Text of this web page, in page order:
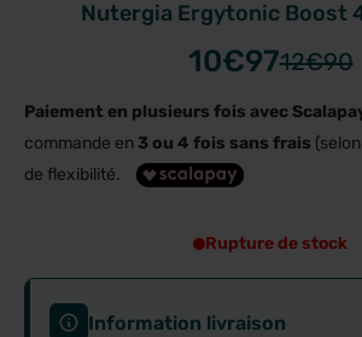
Nutergia Ergytonic Boost
10€9712€90
Paiement en plusieurs fois avec
commande en 3 ou 4 fois sans frais
de flexibilité.
Rupture de stock
Information livraison